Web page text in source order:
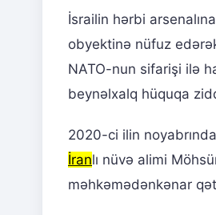
İsrailin hərbi
obyektinə nüfuz
NATO-nun sifarişi ilə
beynəlxalq hüquqa
2020-ci ilin
İranlı nüvə alimi
məhkəmədənkənar